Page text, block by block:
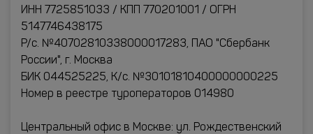
ИНН 7725851033 / КПП 770201001 / ОГРН
5147746438175
Р/с. №40702810338000017283, ПАО "Сбербанк
России", г. Москва
БИК 044525225, К/с. №30101810400000000225
Номер в реестре туроператоров 014980
Центральный офис в Москве: ул. Рождественский